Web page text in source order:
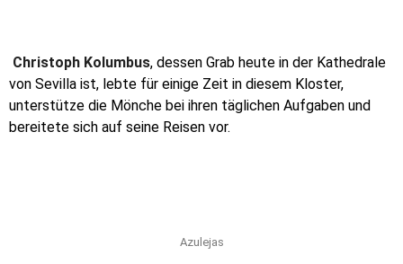
Christoph Kolumbus, dessen Grab heute in der Kathedrale
von Sevilla ist, lebte für einige Zeit in diesem Kloster,
unterstütze die Mönche bei ihren täglichen Aufgaben und
bereitete sich auf seine Reisen vor.
Azulejas